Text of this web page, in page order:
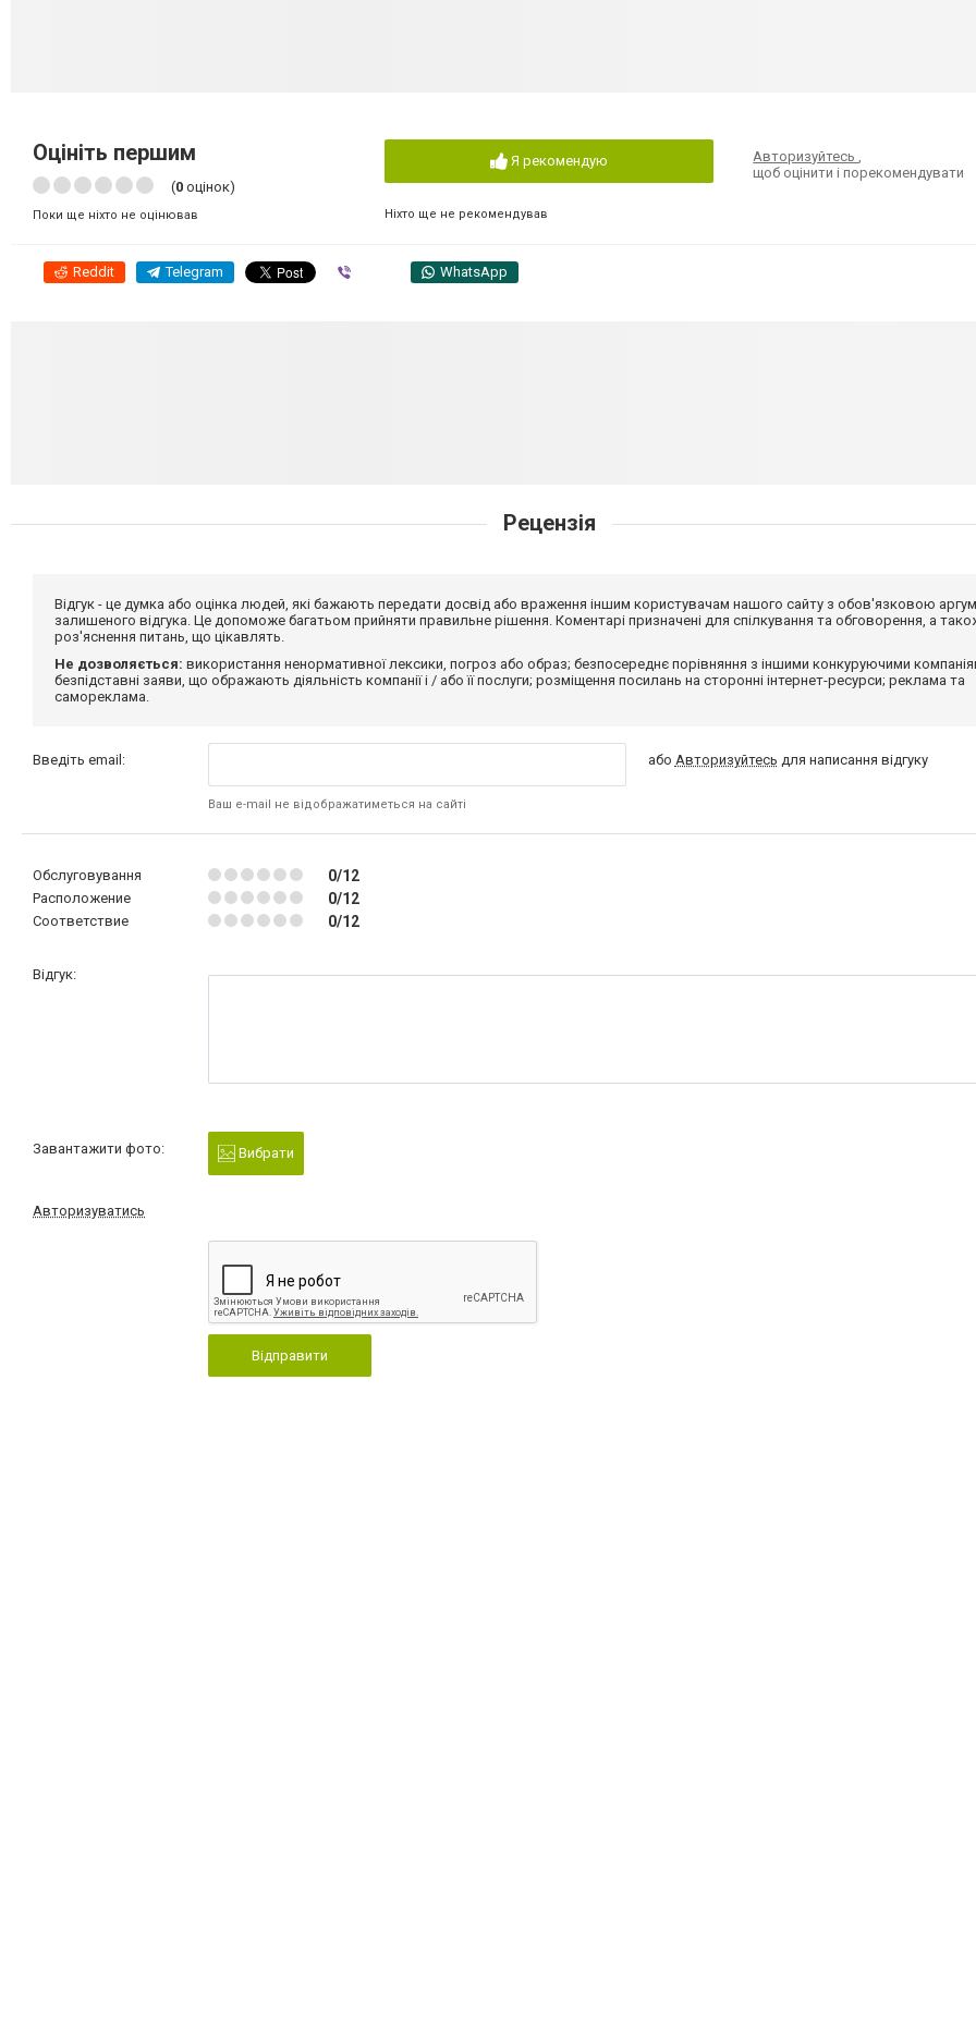
Оцініть першим
(0 оцінок)
Поки ще ніхто не оцінював
Я рекомендую
Ніхто ще не рекомендував
Авторизуйтесь
щоб оцінити і порекомендувати
Reddit Telegram WhatsApp
Рецензія
Відгук - це думка або оцінка людей, які бажають передати досвід або враження іншим користувачам нашого сайту з обов'язковою
залишеного відгука. Це допоможе багатьом прийняти правильне рішення. Коментарі призначені для спілкування та обговорення, а
роз'яснення питань, що цікавлять.
Не дозволяється: використання ненормативної лексики, погроз або образ; безпосереднє порівняння з іншими конкуруючими
безпідставні заяви, що ображають діяльність компанії і / або її послуги; розміщення посилань на сторонні інтернет-ресурси; реклама та
самореклама.
Введіть email:
Ваш e-mail не відображатиметься на сайті
або Авторизуйтесь для написання відгуку
Обслуговування 0/12
Расположение 0/12
Соответствие 0/12
Відгук:
Завантажити фото: Вибрати
Авторизуватись
Відправити